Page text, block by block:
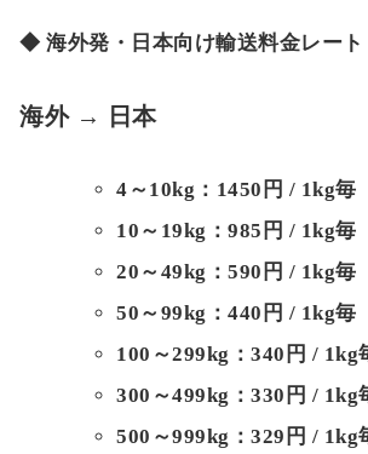
◆ 海外発・日本向け輸送料金レート
海外 → 日本
4～10kg：1450円 / 1kg毎
10～19kg：985円 / 1kg毎
20～49kg：590円 / 1kg毎
50～99kg：440円 / 1kg毎
100～299kg：340円 / 1kg
300～499kg：330円 / 1kg
500～999kg：329円 / 1kg